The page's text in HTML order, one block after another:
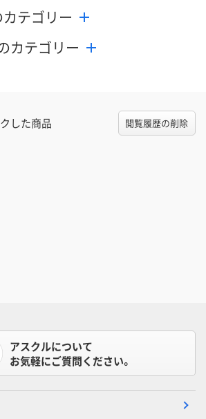
テゴリー
カテゴリー
した商品 閲覧履歴の削除
アスクルについて
お気軽にご質問ください。